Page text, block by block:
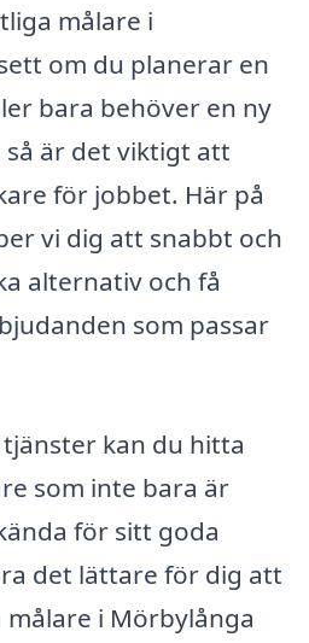
målare i
om du planerar en
bara behöver en ny
är det viktigt att
för jobbet. Här på
vi dig att snabbt och
alternativ och få
som passar
kan du hitta
som inte bara är
för sitt goda
det lättare för dig att
i Mörbylånga